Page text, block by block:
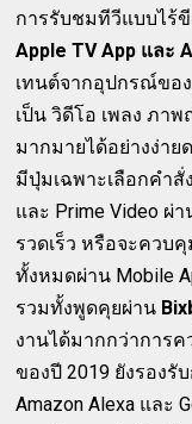
การรับชมทีวีแบบไร้
Apple TV App และ
เทนต์จากอุปกรณ์ขอ
เป็น วิดีโอ เพลง ภา
มากมายได้อย่างง่า
มีปุ่มเฉพาะเลือกคำ
และ Prime Video ผ่
รวดเร็ว หรือจะคว
ทั้งหมดผ่าน Mobile
รวมทั้งพูดคุยผ่าน
งานได้มากกว่าการ
ของปี 2019 ยังรองรั
Amazon Alexa และ